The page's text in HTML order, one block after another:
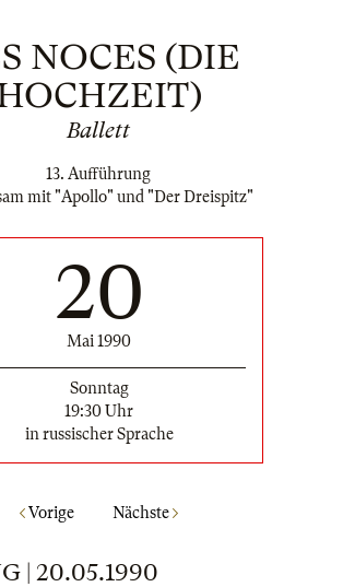
NOCES (DIE
Ballett
13. Aufführung
mit "Apollo" und "Der Dreispitz"
20
Mai 1990
Sonntag
19:30 Uhr
in russischer Sprache
Vorige Nächste
| 20.05.1990